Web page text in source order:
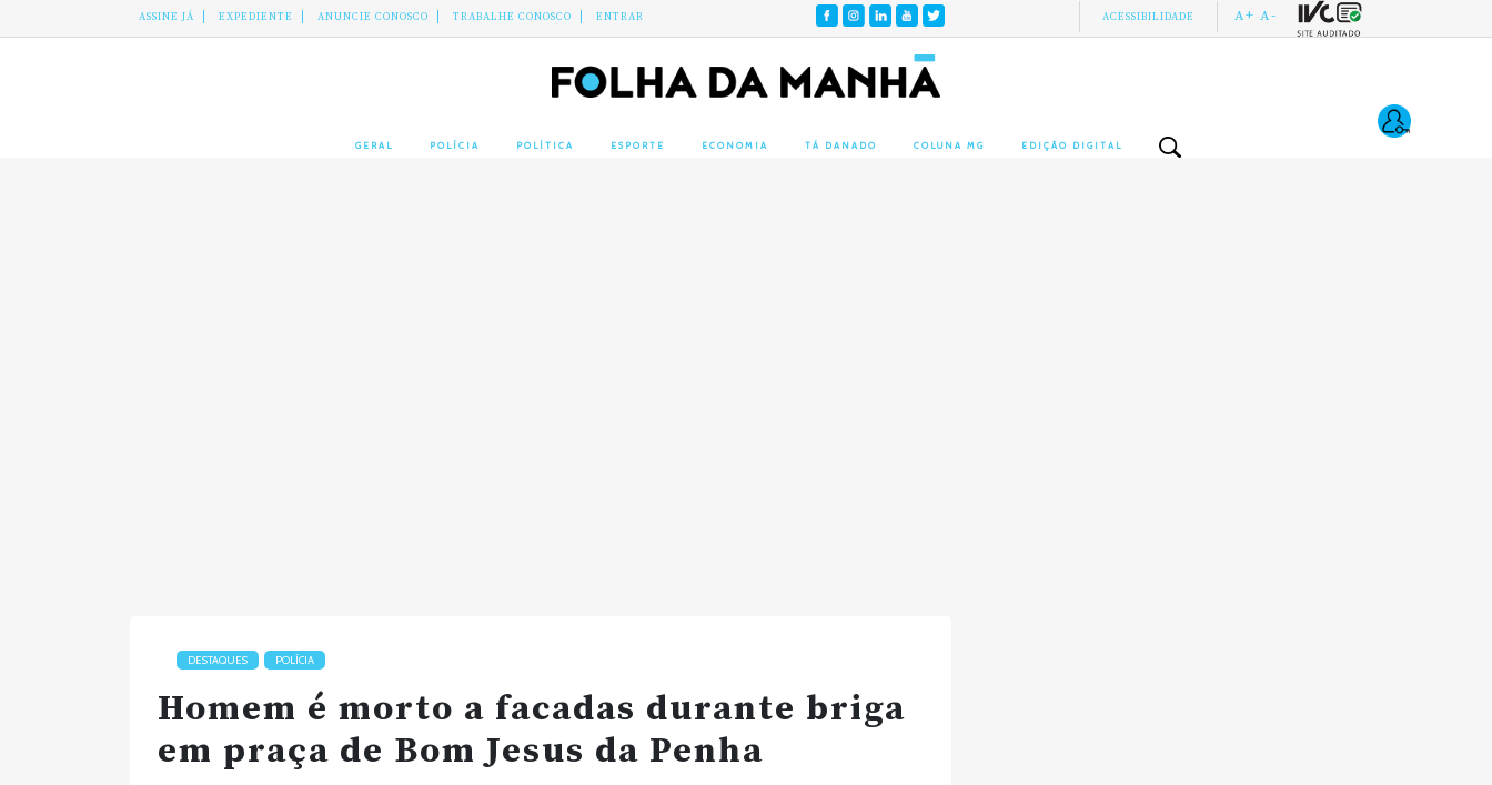
ASSINE JÁ EXPEDIENTE ANUNCIE CONOSCO TRABALHE CONOSCO ENTRAR ACESSIBILIDADE A+ A-
GERAL POLÍCIA POLÍTICA ESPORTE ECONOMIA TÁ DANADO COLUNA MG EDIÇÃO DIGITAL
DESTAQUES POLÍCIA
Homem é morto a facadas durante briga
em praça de Bom Jesus da Penha